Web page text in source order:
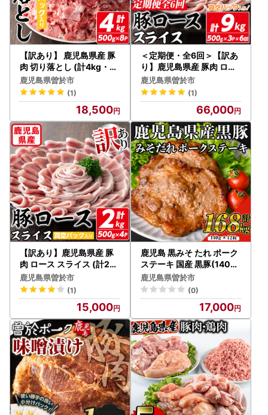
【訳あり】 鹿児島県産 豚
肉 切り落とし (計4kg・5
00g×8P) 真空 パック 入
り！ 肉 小分け 炒め物【コ
ワダヤ】A374-v02
鹿児島県曽於市
(1)
18,500
＜定期便・全6回＞【訳あ
り】鹿児島県産 豚肉 ロー
ス スライス (計9kg・500
g×3P×6回) 【コワダヤ】
T41
鹿児島県曽於市
(1)
66,000
【訳あり】鹿児島県産 豚
肉 ロース スライス (計2kg
・500g×4P) 真空 パック
入り！ 生姜焼き 炒め物 小
分け【コワダヤ】A373-v
鹿児島県曽於市
(1)
15,000
鹿児島 黒みそ たれ ポーク
ステーキ 国産 黒豚(140g
×12枚・計1.68kg)【ナン
チク】 A529
鹿児島県曽於市
(0)
17,000